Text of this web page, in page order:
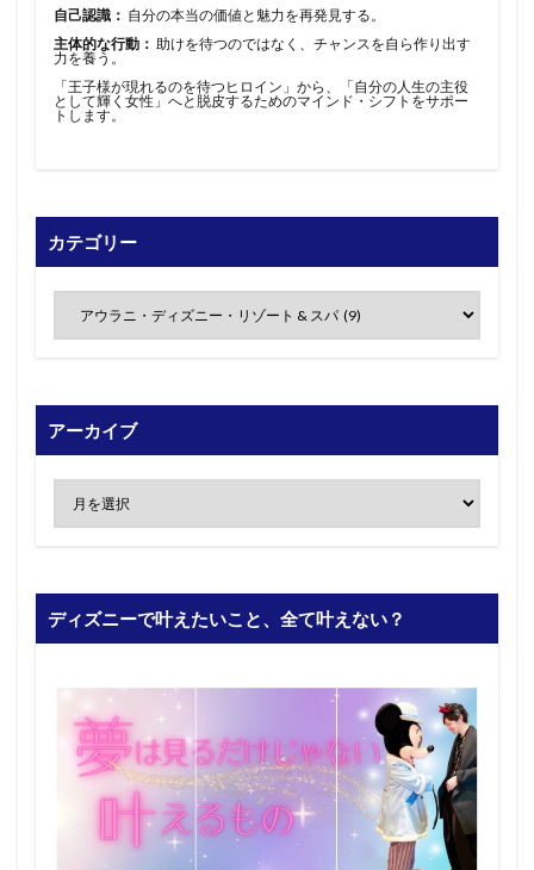
自己認識： 自分の本当の価値と魅力を再発見する。
主体的な行動： 助けを待つのではなく、チャンスを自ら作り出す
力を養う。
「王子様が現れるのを待つヒロイン」から、「自分の人生の主役
として輝く女性」へと脱皮するためのマインド・シフトをサポー
トします。
カテゴリー
アーカイブ
ディズニーで叶えたいこと、全て叶えない？